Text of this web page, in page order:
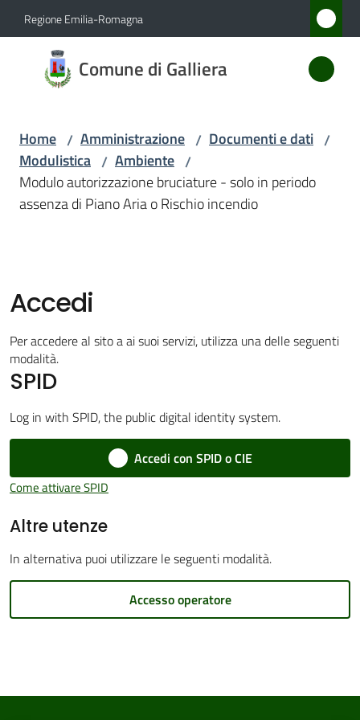
Vai al contenuto
Vai alla navigazione
Vai al footer
Regione Emilia-Romagna
Comune di Galliera
Comune
di
Amministrazione
Menu selezionato
Vivere
Galliera
Amministrazione
gli
argomenti...
Seguici
Home / Amministrazione / Documenti e dati /
Modulistica / Ambiente /
Modulo autorizzazione bruciature - solo in periodo
assenza di Piano Aria o Rischio incendio
Accedi
Per accedere al sito a ai suoi servizi, utilizza una delle seguenti
modalità.
SPID
Log in with SPID, the public digital identity system.
Accedi con SPID o CIE
Come attivare SPID
Altre utenze
In alternativa puoi utilizzare le seguenti modalità.
Accesso operatore